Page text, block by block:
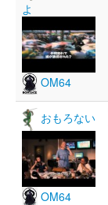
よ
OM64
おもろない
OM64